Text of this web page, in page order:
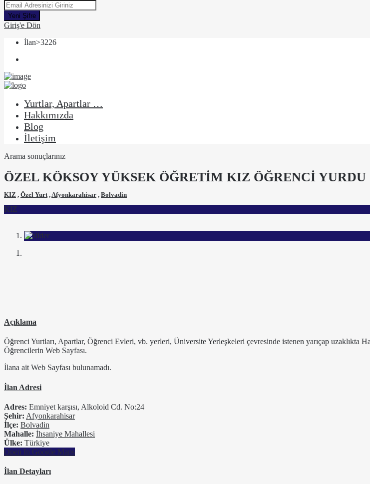
Yeni Şifre
Giriş'e Dön
İlan>3226
Yurtlar, Apartlar …
Hakkımızda
Blog
İletişim
Arama sonuçlarınız
ÖZEL KÖKSOY YÜKSEK ÖĞRETİM KIZ ÖĞRENCİ YURDU
KIZ , Özel Yurt , Afyonkarahisar , Bolvadin
KIZ
Açıklama
Öğrenci Yurtları, Apartlar, Öğrenci Evleri, vb. yerleri, Üniversite Yerleşkeleri çevresinde istenen yarıçap uzaklıkta
Öğrencilerin Web Sayfası.
İlana ait Web Sayfası bulunamadı.
İlan Adresi
Adres: Emniyet karşısı, Alkoloid Cd. No:24
Şehir: Afyonkarahisar
İlçe: Bolvadin
Mahalle: İhsaniye Mahallesi
Ülke: Türkiye
Open In Google Maps
İlan Detayları